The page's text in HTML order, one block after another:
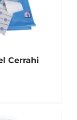
Cerrahi